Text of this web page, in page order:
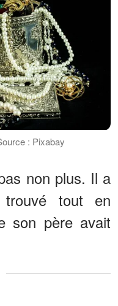
: Pixabay
non plus. Il a
tout en
son père avait